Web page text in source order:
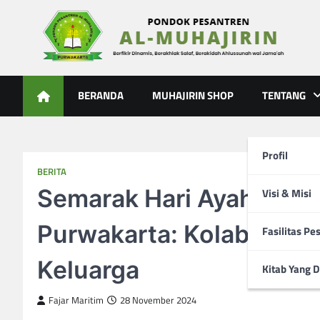
Al-Muhajirin
BERANDA MUHAJIRIN SHOP TENTANG
Profil
Visi & Misi
Fasilitas
Kitab Yang
BERITA
Semarak Hari Ayah di
Purwakarta:
Keluarga
Fajar Maritim 28 November 2024